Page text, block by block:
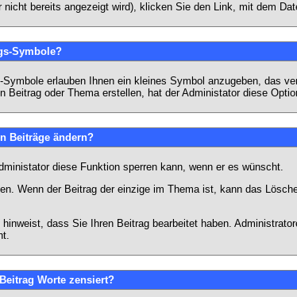
bereits angezeigt wird), klicken Sie den Link, mit dem
Symbole?
erlauben Ihnen ein kleines Symbol anzugeben, das
oder Thema erstellen, hat der Administator diese
Beiträge ändern?
diese Funktion sperren kann, wenn er es wünscht.
Wenn der Beitrag der einzige im Thema ist, kann das
dass Sie Ihren Beitrag bearbeitet haben.
Worte zensiert?